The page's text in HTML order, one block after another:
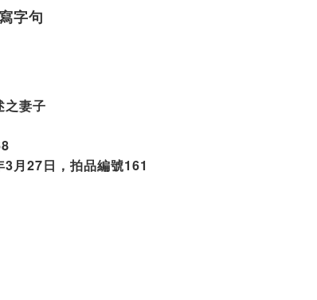
字句
妻子
月27日，拍品編號161